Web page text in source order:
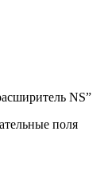
NS”
поля